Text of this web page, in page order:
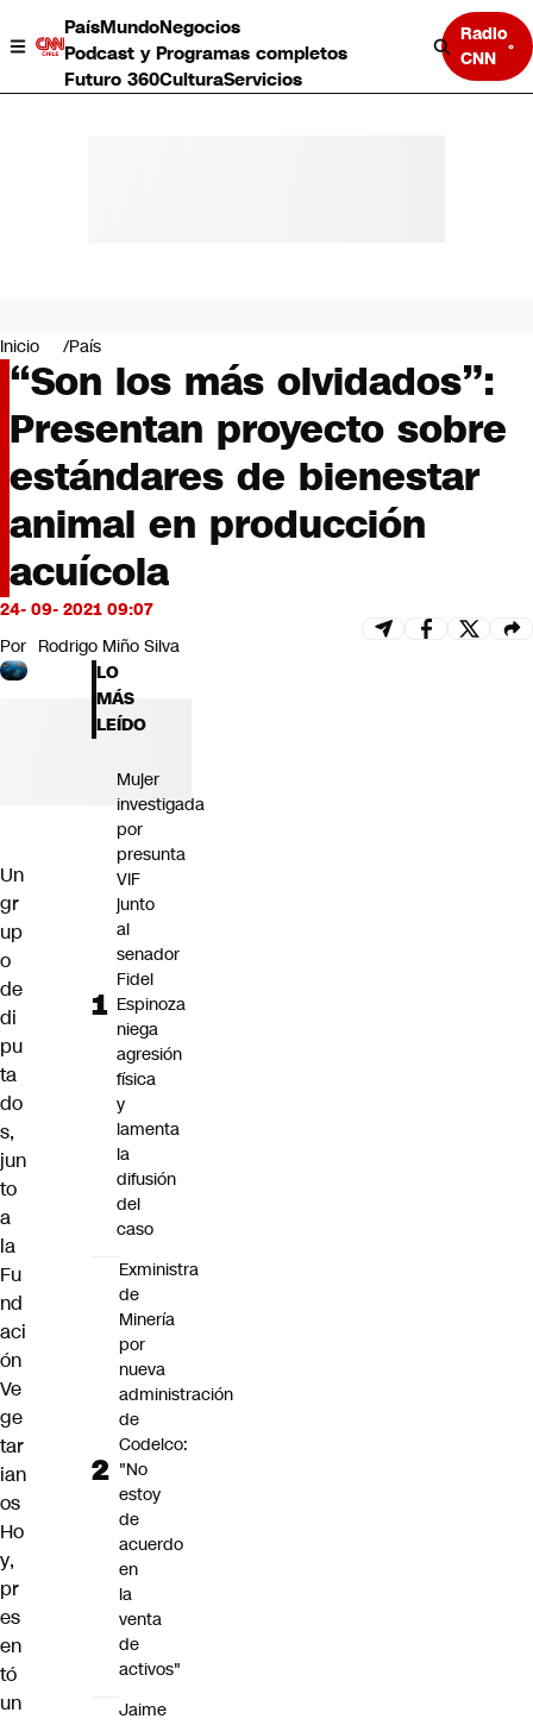
PaísMundoNegocios
Podcast y Programas completos
Futuro 360CulturaServicios
Radio
CNN
Negocios
Deportes
Programas completos
Cultura
Servicios
Bits
CNN tiempo
Futuro 360
Opinión
Inicio País
“Son los más olvidados”:
Presentan proyecto sobre
estándares de bienestar
animal en producción
acuícola
24- 09- 2021 09:07
Por Rodrigo Miño Silva
Un
gr
up
o
de
di
pu
ta
do
s,
jun
to
a
la
Fu
nd
aci
ón
Ve
ge
tar
ian
os
Ho
y,
pr
es
en
tó
un
LO
MÁS
LEÍDO
Mujer
investigada
por
presunta
VIF
junto
al
senador
Fidel
Espinoza
niega
agresión
física
y
lamenta
la
difusión
del
caso
Exministra
de
Minería
por
nueva
administración
de
Codelco:
"No
estoy
de
acuerdo
en
la
venta
de
activos"
Jaime